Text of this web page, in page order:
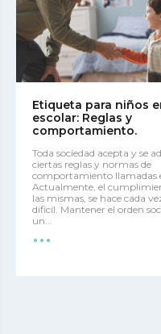
Etiqueta para niños
escolar: Reglas y
comportamiento.
Toda sociedad acepta y se
ciertas reglas y normas de
comportamiento llamadas
Actualmente, el
las mismas, se hace cada
dificil. Mantener el orden
un...
...